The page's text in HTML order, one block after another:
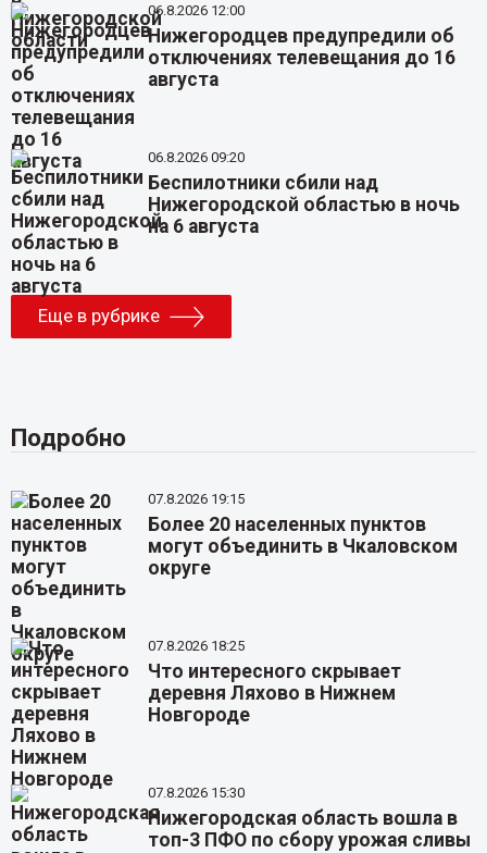
06.8.2026 12:00
Нижегородцев предупредили об
отключениях телевещания до 16
августа
06.8.2026 09:20
Беспилотники сбили над
Нижегородской областью в ночь
на 6 августа
Еще в рубрике
Подробно
07.8.2026 19:15
Более 20 населенных пунктов
могут объединить в Чкаловском
округе
07.8.2026 18:25
Что интересного скрывает
деревня Ляхово в Нижнем
Новгороде
07.8.2026 15:30
Нижегородская область вошла в
топ-3 ПФО по сбору урожая сливы